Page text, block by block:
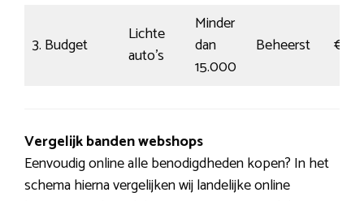
3. Budget
Lichte
auto’s
Minder
dan
15.000
Beheerst €78
Vergelijk banden webshops
Eenvoudig online alle benodigdheden kopen? In het
schema hierna vergelijken wij landelijke online